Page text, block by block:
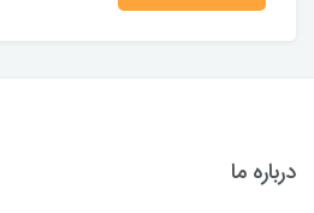
درباره ما